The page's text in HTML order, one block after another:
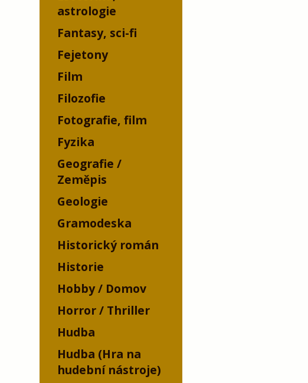
astrologie
Fantasy, sci-fi
Fejetony
Film
Filozofie
Fotografie, film
Fyzika
Geografie /
Zeměpis
Geologie
Gramodeska
Historický román
Historie
Hobby / Domov
Horror / Thriller
Hudba
Hudba (Hra na
hudební nástroje)